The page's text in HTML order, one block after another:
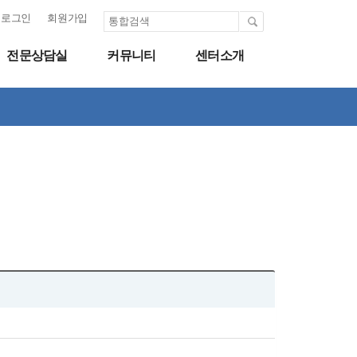
로그인 회원가입
전문상담실 커뮤니티 센터소개